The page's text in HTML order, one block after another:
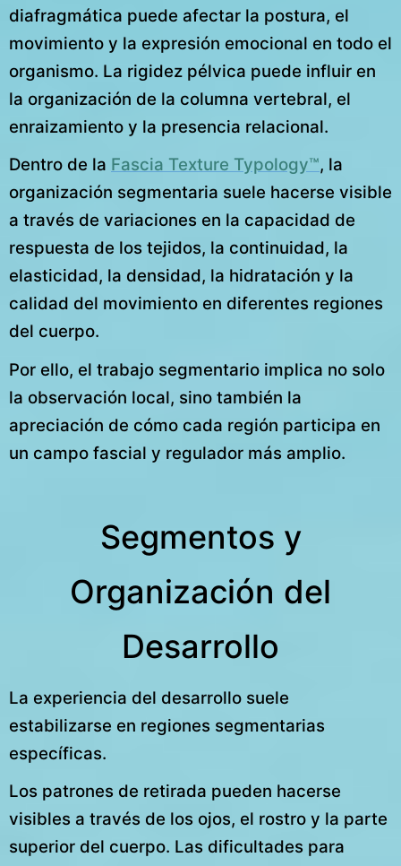
diafragmática puede afectar la postura, el
movimiento y la expresión emocional en todo el
organismo. La rigidez pélvica puede influir en
la organización de la columna vertebral, el
enraizamiento y la presencia relacional.
Dentro de la Fascia Texture Typology™, la
organización segmentaria suele hacerse visible
a través de variaciones en la capacidad de
respuesta de los tejidos, la continuidad, la
elasticidad, la densidad, la hidratación y la
calidad del movimiento en diferentes regiones
del cuerpo.
Por ello, el trabajo segmentario implica no solo
la observación local, sino también la
apreciación de cómo cada región participa en
un campo fascial y regulador más amplio.
Segmentos y
Organización del
Desarrollo
La experiencia del desarrollo suele
estabilizarse en regiones segmentarias
específicas.
Los patrones de retirada pueden hacerse
visibles a través de los ojos, el rostro y la parte
superior del cuerpo. Las dificultades para